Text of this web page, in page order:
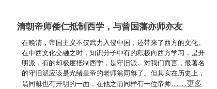
清朝帝师倭仁抵制西学，与曾国藩亦师亦友
在晚清，帝国主义不仅武力入侵中国，还带来了西方的文化。
在中西文化交融之时，知识分子中有的积极向西方学习，是开
明派，有的却极度抵制西学，是守旧派。对我们而言，最著名
的守旧派应该是光绪皇帝的老师翁同龢了。但其实在历史上，
翁同龢也有开明的一面，在他之前同样有一位帝师……更多